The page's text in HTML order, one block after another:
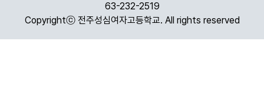
63-232-2519
Copyrightⓒ 전주성심여자고등학교. All rights reserved